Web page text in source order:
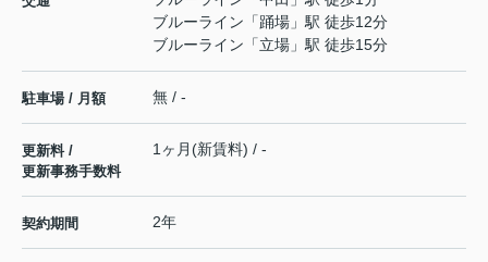
ブルーライン 「踊場 」駅 徒歩12分
ブルーライン 「立場 」駅 徒歩15分
駐車場 / 月額 無 / -
更新料 /
更新事務手数料
1ヶ月(新賃料) / -
契約期間 2年